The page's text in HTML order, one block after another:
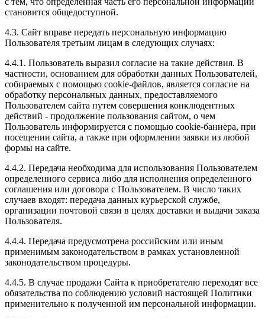
становится общедоступной.
4.3. Сайт вправе передать персональную информацию
Пользователя третьим лицам в следующих случаях:
4.4.1. Пользователь выразил согласие на такие действия. В
частности, основанием для обработки данных Пользователей,
собираемых с помощью cookie-файлов, является согласие на
обработку персональных данных, предоставляемого
Пользователем сайта путем совершения конклюдентных
действий - продолжение пользования сайтом, о чем
Пользователь информируется с помощью cookie-баннера, при
посещении сайта, а также при оформлении заявки из любой
формы на сайте.
4.4.2. Передача необходима для использования Пользователем
определенного сервиса либо для исполнения определенного
соглашения или договора с Пользователем. В число таких
случаев входят: передача данных курьерской службе,
организации почтовой связи в целях доставки и выдачи заказа
Пользователя.
4.4.4. Передача предусмотрена российским или иным
применимым законодательством в рамках установленной
законодательством процедуры.
4.4.5. В случае продажи Сайта к приобретателю переходят все
обязательства по соблюдению условий настоящей Политики
применительно к полученной им персональной информации.